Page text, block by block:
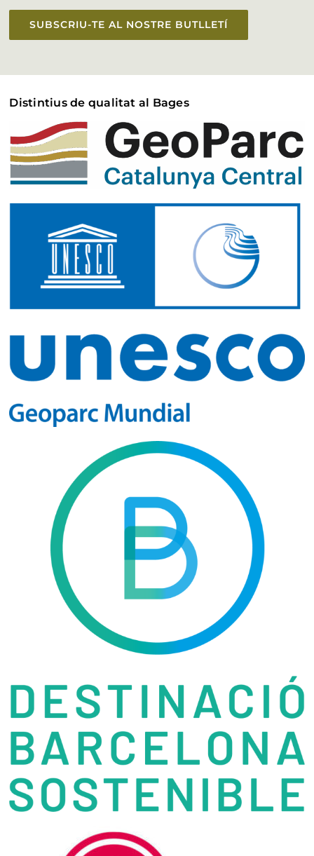
SUBSCRIU-TE AL NOSTRE BUTLLETÍ
Distintius de qualitat al Bages